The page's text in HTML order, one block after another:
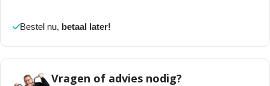
Bestel nu, betaal later!
Vragen of advies nodig?